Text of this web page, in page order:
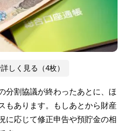
しく見る（4枚）
分割協議が終わったあとに、ほ
もあります。もしあとから財産
に応じて修正申告や預貯金の相